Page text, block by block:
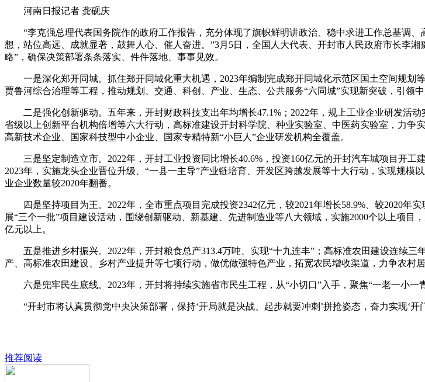
河南日报记者 龚砚庆
“李克强总理代表国务院作的政府工作报告，充分体现了旗帜鲜明讲政治、稳中求进工作总基调、
想，站位高远、成就显著，鼓舞人心、催人奋进。”3月5日，全国人大代表、开封市人民政府市长李
略”，确保决策部署条条落实、件件落地、事事见效。
一是深化郑开同城。抓住郑开同城化重大机遇，2023年编制完成郑开同城化示范区国土空间规划
贾鲁河综合治理等工程，推动规划、交通、科创、产业、生态、公共服务“六同城”实现新突破，引领中
二是强化创新驱动。五年来，开封财政科技支出年均增长47.1%；2022年，规上工业企业研发活动
省级以上创新平台机构倍增等六大行动，高标准建设开封科学院、种业实验室、中医药实验室，力争
高新技术企业、国家科技型中小企业、国家专精特新“小巨人”企业研发机构全覆盖。
三是坚定制造立市。2022年，开封工业投资同比增长40.6%，投资160亿元的开封汽车城项目开工
2023年，实施龙头企业晋位升级、“一县一主导”产业链培育、开发区跨越发展等十大行动，实现规
业企业数量较2020年翻番。
四是坚持项目为王。2022年，全市重点项目完成投资2342亿元，较2021年增长58.9%、较2020年
展“三个一批”项目建设活动，围绕创新驱动、新基建、先进制造业等八大领域，实施2000个以上项目
亿元以上。
五是推进乡村振兴。2022年，开封粮食总产313.4万吨、实现“十九连丰”；高标准农田建设连续三
产、高标准农田建设、乡村产业提升等七项行动，做优做强特色产业，拓宽农民增收渠道，力争农村
六是兜牢民生底线。2023年，开封将持续实施省市民生工程，从“小切口”入手，聚焦“一老一小一
“开封市将认真贯彻党中央决策部署，保持‘开局就是决战、起步就要冲刺’拼抢姿态，奋力实现‘开门
推荐阅读